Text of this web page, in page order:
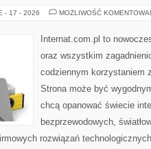
- 17 - 2026 MOŻLIWOŚĆ
Internat.com.pl to
oraz wszystkim
codziennym korzystaniem
Strona może być
chcą opanować świecie
bezprzewodowych,
rozwiązań